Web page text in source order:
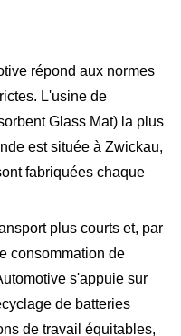
répond aux normes
L'usine de
Glass Mat) la plus
est située à Zwickau,
fabriquées chaque
plus courts et, par
consommation de
s'appuie sur
de batteries
de travail équitables,